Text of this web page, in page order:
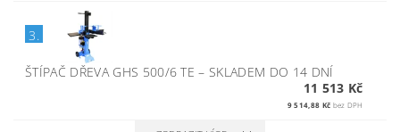
3.
ŠTÍPAČ DŘEVA GHS 500/6 TE–SKLADEM DO 14 DNÍ
11 513 Kč
9 514,88 Kč bez DPH